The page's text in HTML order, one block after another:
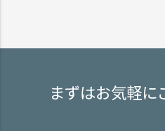
まずはお気軽に